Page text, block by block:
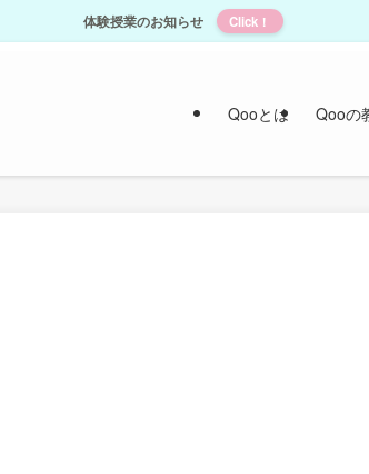
体験授業のお知らせ Click！
Qooとは Qooの